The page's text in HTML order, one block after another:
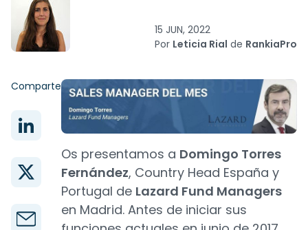
15 JUN, 2022
Por Leticia Rial de RankiaPro
Comparte
Os presentamos a Domingo Torres
Fernández, Country Head España y
Portugal de Lazard Fund Managers
en Madrid. Antes de iniciar sus